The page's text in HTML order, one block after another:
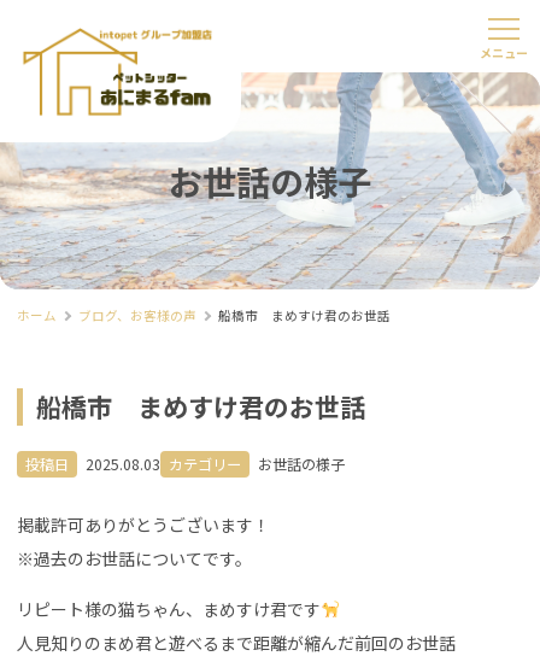
お世話の様子
ホーム ブログ、お客様の声 船橋市 まめすけ君のお世話
船橋市 まめすけ君のお世話
投稿日 2025.08.03 カテゴリー お世話の様子
掲載許可ありがとうございます！
※過去のお世話についてです。
リピート様の猫ちゃん、まめすけ君です
人見知りのまめ君と遊べるまで距離が縮んだ前回のお世話